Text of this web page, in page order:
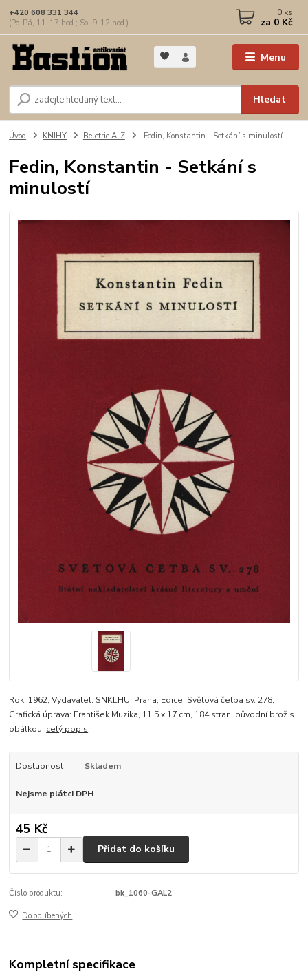
Menu
Hledat
+420 608 331 344
(Po-Pá, 11-17 hod.; So, 9-12 hod.)
0 ks
za 0 Kč
Úvod KNIHY Beletrie A-Z Fedin, Konstantin - Setkání s minulostí
Fedin, Konstantin - Setkání s
minulostí
Rok: 1962, Vydavatel: SNKLHU, Praha, Edice: Světová četba sv. 278,
Grafická úprava: František Muzika, 11,5 x 17 cm, 184 stran, původní brož s
obálkou, celý popis
Dostupnost Skladem
Nejsme plátci DPH
45 Kč
Přidat do košíku
Číslo produktu: bk_1060-GAL2
Do oblíbených
Kompletní specifikace